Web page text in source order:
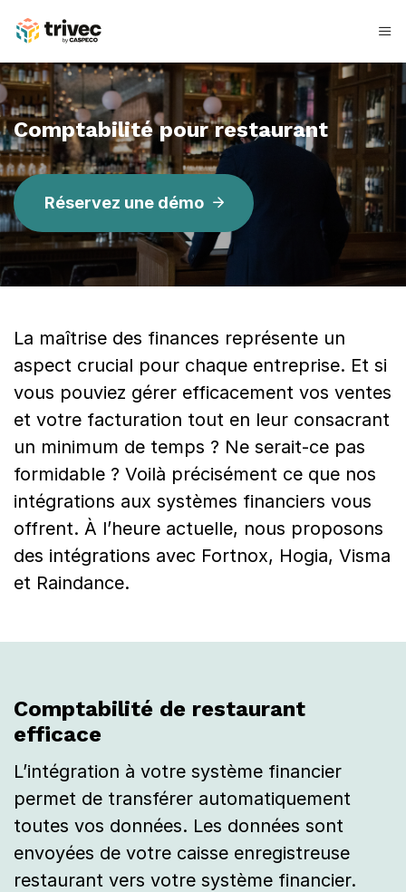
content
C
o
m
p
t
a
b
l
i
t
é
r
e
s
t
r
a
n
t
Comptabilité pour restaurant
Réservez une démo
La maîtrise des finances représente un
aspect crucial pour chaque entreprise. Et si
vous pouviez gérer efficacement vos ventes
et votre facturation tout en leur consacrant
un minimum de temps ? Ne serait-ce pas
formidable ? Voilà précisément ce que nos
intégrations aux systèmes financiers vous
offrent. À l’heure actuelle, nous proposons
des intégrations avec Fortnox, Hogia, Visma
et Raindance.
Comptabilité de restaurant
efficace
L’intégration à votre système financier
permet de transférer automatiquement
toutes vos données. Les données sont
envoyées de votre caisse enregistreuse
restaurant vers votre système financier.